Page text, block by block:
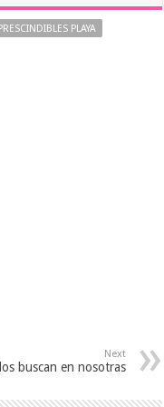
PLAYA
Next
buscan en nosotras